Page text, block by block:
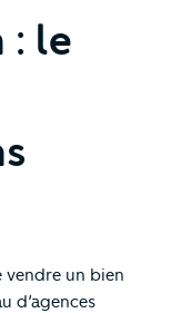
: le
vendre un bien
d’agences